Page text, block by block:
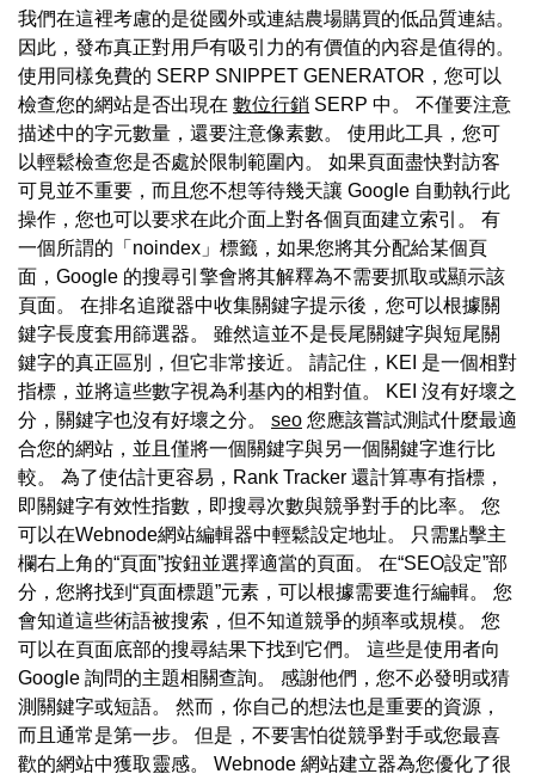
我們在這裡考慮的是從國外或連結農場購買的低品質連結。
因此，發布真正對用戶有吸引力的有價值的內容是值得的。
使用同樣免費的 SERP SNIPPET GENERATOR，您可以
檢查您的網站是否出現在 數位行銷 SERP 中。 不僅要注意
描述中的字元數量，還要注意像素數。 使用此工具，您可
以輕鬆檢查您是否處於限制範圍內。 如果頁面盡快對訪客
可見並不重要，而且您不想等待幾天讓 Google 自動執行此
操作，您也可以要求在此介面上對各個頁面建立索引。 有
一個所謂的「noindex」標籤，如果您將其分配給某個頁
面，Google 的搜尋引擎會將其解釋為不需要抓取或顯示該
頁面。 在排名追蹤器中收集關鍵字提示後，您可以根據關
鍵字長度套用篩選器。 雖然這並不是長尾關鍵字與短尾關
鍵字的真正區別，但它非常接近。 請記住，KEI 是一個相對
指標，並將這些數字視為利基內的相對值。 KEI 沒有好壞之
分，關鍵字也沒有好壞之分。 seo 您應該嘗試測試什麼最適
合您的網站，並且僅將一個關鍵字與另一個關鍵字進行比
較。 為了使估計更容易，Rank Tracker 還計算專有指標，
即關鍵字有效性指數，即搜尋次數與競爭對手的比率。 您
可以在Webnode網站編輯器中輕鬆設定地址。 只需點擊主
欄右上角的“頁面”按鈕並選擇適當的頁面。 在“SEO設定”部
分，您將找到“頁面標題”元素，可以根據需要進行編輯。 您
會知道這些術語被搜索，但不知道競爭的頻率或規模。 您
可以在頁面底部的搜尋結果下找到它們。 這些是使用者向
Google 詢問的主題相關查詢。 感謝他們，您不必發明或猜
測關鍵字或短語。 然而，你自己的想法也是重要的資源，
而且通常是第一步。 但是，不要害怕從競爭對手或您最喜
歡的網站中獲取靈感。 Webnode 網站建立器為您優化了很